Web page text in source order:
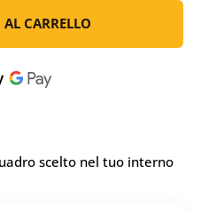
CARRELLO
scelto nel tuo interno